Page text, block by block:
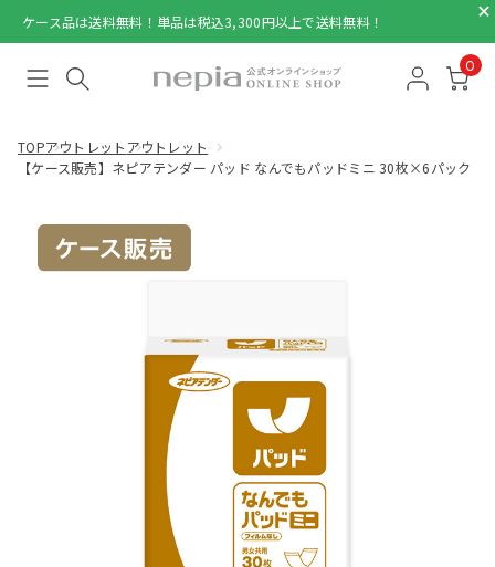
ケース品は送料無料！単品は税込3,300円以上で送料無料！
0
TOPアウトレット アウトレット
【ケース販売】ネピアテンダー パッド なんでもパッドミニ 30枚×6パック